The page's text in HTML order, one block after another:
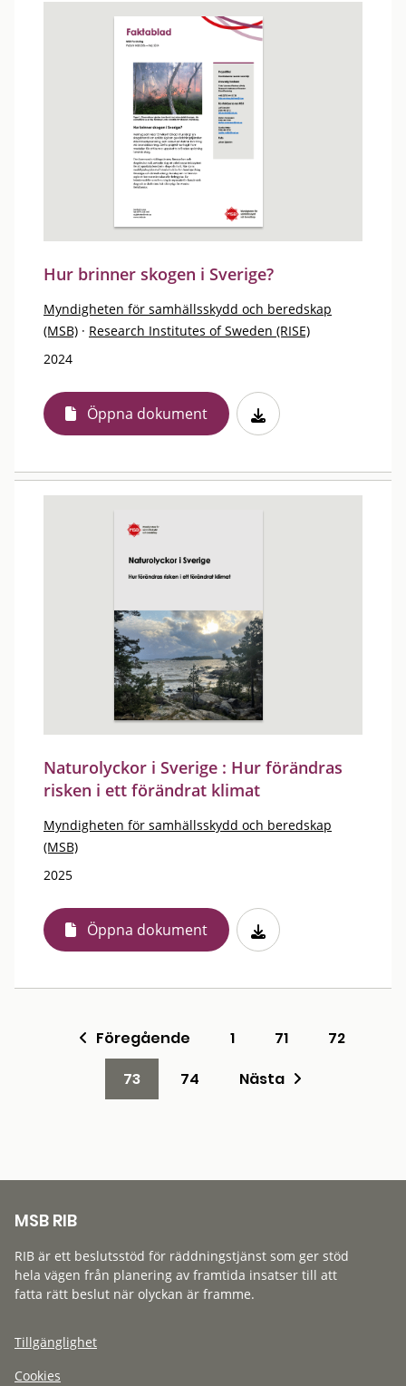
Hur brinner skogen i Sverige?
Myndigheten för samhällsskydd och beredskap
(MSB) · Research Institutes of Sweden (RISE)
2024
Öppna dokument
Naturolyckor i Sverige : Hur förändras
risken i ett förändrat klimat
Myndigheten för samhällsskydd och beredskap
(MSB)
2025
Öppna dokument
Föregående 1 71
72
73
74 Nästa
MSB RIB
RIB är ett beslutsstöd för räddningstjänst som ger stöd
hela vägen från planering av framtida insatser till att
fatta rätt beslut när olyckan är framme.
Tillgänglighet
Cookies